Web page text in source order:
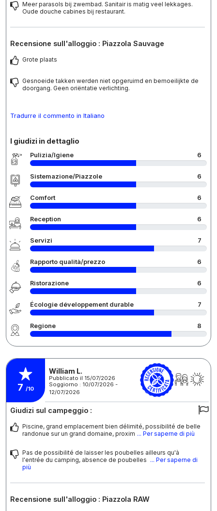
Meer parasols bij zwembad. Sanitair is matig veel lekkages.
Oude douche cabines bij restaurant.
Recensione sull'alloggio : Piazzola Sauvage
Grote plaats
Gesnoeide takken werden niet opgeruimd en bemoeilijkte de
doorgang. Geen oriëntatie verlichting.
Tradurre il commento in Italiano
I giudizi in dettaglio
Pulizia/Igiene 6
Sistemazione/Piazzole 6
Comfort 6
Reception 6
Servizi 7
Rapporto qualità/prezzo 6
Ristorazione 6
Écologie développement durable 7
Regione 8
7 /10
William L.
Pubblicato il 15/07/2026
Soggiorno : 10/07/2026 -
12/07/2026
Giudizi sul campeggio :
Piscine, grand emplacement bien délimité, possibilité de belle
randonue sur un grand domaine, proxim ... Per saperne di più
Pas de possibilité de laisser les poubelles ailleurs qu'à
l'entrée du camping, absence de poubelles ... Per saperne di
più
Recensione sull'alloggio : Piazzola RAW